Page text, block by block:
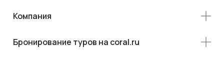
Компания
Бронирование туров на coral.ru